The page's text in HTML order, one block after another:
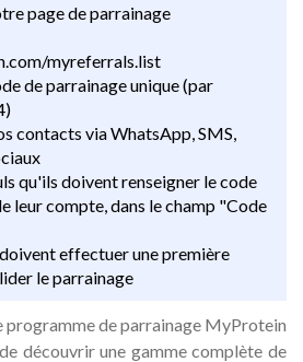
page de parrainage
myreferrals.list
de parrainage unique (par
contacts via WhatsApp, SMS,
qu'ils doivent renseigner le code
leur compte, dans le champ "Code
effectuer une première
le parrainage
programme de parrainage MyProtein
découvrir une gamme complète de